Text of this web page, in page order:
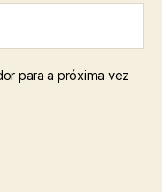
para a próxima vez